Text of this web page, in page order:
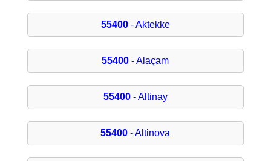
55400- Aktekke
55400 - Alaçam
55400- Altinay
55400 - Altinova